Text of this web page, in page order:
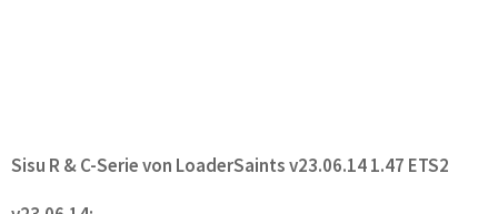
Sisu R & C-Serie von LoaderSaints v23.06.14 1.47 ETS2